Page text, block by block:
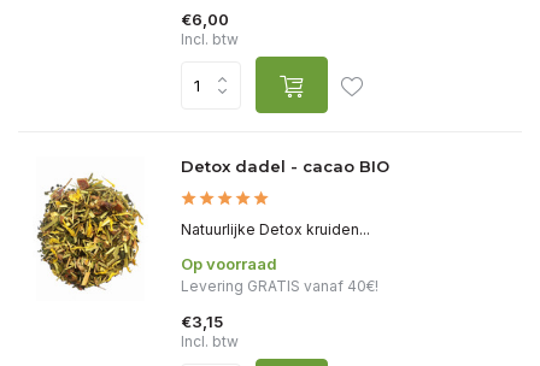
€6,00
Incl. btw
Detox dadel - cacao BIO
Natuurlijke Detox kruiden...
Op voorraad
Levering GRATIS vanaf 40€!
€3,15
Incl. btw